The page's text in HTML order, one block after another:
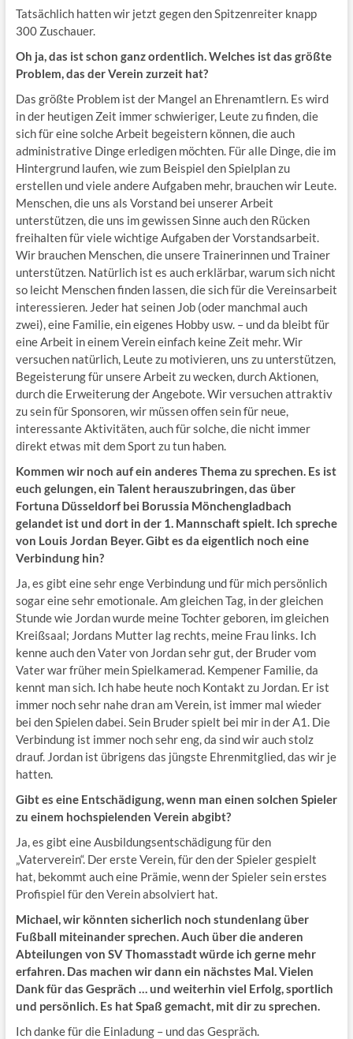
Tatsächlich hatten wir jetzt gegen den Spitzenreiter knapp
300 Zuschauer.
Oh ja, das ist schon ganz ordentlich. Welches ist das größte
Problem, das der Verein zurzeit hat?
Das größte Problem ist der Mangel an Ehrenamtlern. Es wird
in der heutigen Zeit immer schwieriger, Leute zu finden, die
sich für eine solche Arbeit begeistern können, die auch
administrative Dinge erledigen möchten. Für alle Dinge, die im
Hintergrund laufen, wie zum Beispiel den Spielplan zu
erstellen und viele andere Aufgaben mehr, brauchen wir Leute.
Menschen, die uns als Vorstand bei unserer Arbeit
unterstützen, die uns im gewissen Sinne auch den Rücken
freihalten für viele wichtige Aufgaben der Vorstandsarbeit.
Wir brauchen Menschen, die unsere Trainerinnen und Trainer
unterstützen. Natürlich ist es auch erklärbar, warum sich nicht
so leicht Menschen finden lassen, die sich für die Vereinsarbeit
interessieren. Jeder hat seinen Job (oder manchmal auch
zwei), eine Familie, ein eigenes Hobby usw. – und da bleibt für
eine Arbeit in einem Verein einfach keine Zeit mehr. Wir
versuchen natürlich, Leute zu motivieren, uns zu unterstützen,
Begeisterung für unsere Arbeit zu wecken, durch Aktionen,
durch die Erweiterung der Angebote. Wir versuchen attraktiv
zu sein für Sponsoren, wir müssen offen sein für neue,
interessante Aktivitäten, auch für solche, die nicht immer
direkt etwas mit dem Sport zu tun haben.
Kommen wir noch auf ein anderes Thema zu sprechen. Es ist
euch gelungen, ein Talent herauszubringen, das über
Fortuna Düsseldorf bei Borussia Mönchengladbach
gelandet ist und dort in der 1. Mannschaft spielt. Ich spreche
von Louis Jordan Beyer. Gibt es da eigentlich noch eine
Verbindung hin?
Ja, es gibt eine sehr enge Verbindung und für mich persönlich
sogar eine sehr emotionale. Am gleichen Tag, in der gleichen
Stunde wie Jordan wurde meine Tochter geboren, im gleichen
Kreißsaal; Jordans Mutter lag rechts, meine Frau links. Ich
kenne auch den Vater von Jordan sehr gut, der Bruder vom
Vater war früher mein Spielkamerad. Kempener Familie, da
kennt man sich. Ich habe heute noch Kontakt zu Jordan. Er ist
immer noch sehr nahe dran am Verein, ist immer mal wieder
bei den Spielen dabei. Sein Bruder spielt bei mir in der A1. Die
Verbindung ist immer noch sehr eng, da sind wir auch stolz
drauf. Jordan ist übrigens das jüngste Ehrenmitglied, das wir je
hatten.
Gibt es eine Entschädigung, wenn man einen solchen Spieler
zu einem hochspielenden Verein abgibt?
Ja, es gibt eine Ausbildungsentschädigung für den
„Vaterverein“. Der erste Verein, für den der Spieler gespielt
hat, bekommt auch eine Prämie, wenn der Spieler sein erstes
Profispiel für den Verein absolviert hat.
Michael, wir könnten sicherlich noch stundenlang über
Fußball miteinander sprechen. Auch über die anderen
Abteilungen von SV Thomasstadt würde ich gerne mehr
erfahren. Das machen wir dann ein nächstes Mal. Vielen
Dank für das Gespräch … und weiterhin viel Erfolg, sportlich
und persönlich. Es hat Spaß gemacht, mit dir zu sprechen.
Ich danke für die Einladung – und das Gespräch.